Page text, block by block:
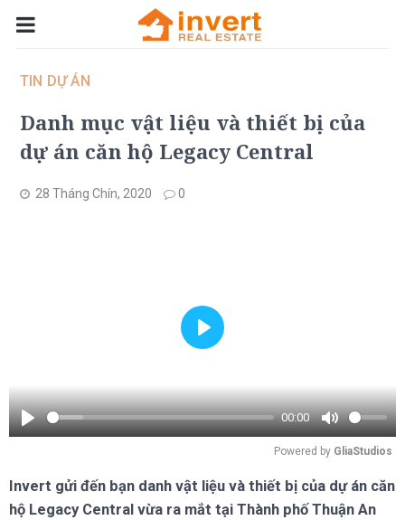
TIN DỰ ÁN
Danh mục vật liệu và thiết bị của
dự án căn hộ Legacy Central
28 Tháng Chín, 2020 0
Play
00:00
Mute
Play
Powered by GliaStudios
Invert gửi đến bạn danh vật liệu và thiết bị của dự án căn
hộ Legacy Central vừa ra mắt tại Thành phố Thuận An